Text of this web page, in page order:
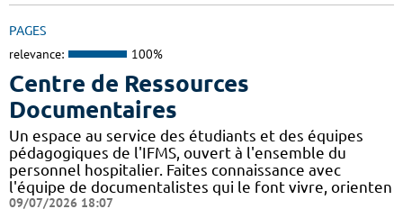
PAGES
relevance: 100%
Centre de Ressources
Documentaires
Un espace au service des étudiants et des équipes
pédagogiques de l'IFMS, ouvert à l'ensemble du
personnel hospitalier. Faites connaissance avec
l'équipe de documentalistes qui le font vivre, orienten
09/07/2026 18:07